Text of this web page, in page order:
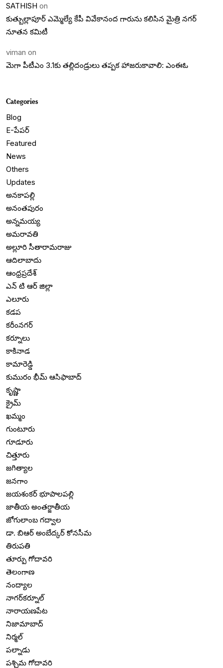
SATHISH on
కుత్బుల్లాపూర్ ఎమ్మెల్యే కేపీ వివేకానంద గారును కలిసిన మైత్రి నగర్
నూతన కమిటీ
viman on
మెగా పీటీఎం 3.1కు తల్లిదండ్రులు తప్పక హాజరుకావాలి: ఎంఈఓ
Categories
Blog
E-పేపర్
Featured
News
Others
Updates
అనకాపల్లి
అనంతపురం
అన్నమయ్య
అమరావతి
అల్లూరి సీతారామరాజు
ఆదిలాబాదు
ఆంధ్రప్రదేశ్
ఎన్ టి ఆర్ జిల్లా
ఎలూరు
కడప
కరీంనగర్
కర్నూలు
కాకినాడ
కామారెడ్డి
కుమురం భీమ్ ఆసిఫాబాద్
కృష్ణా
క్రైమ్
ఖమ్మం
గుంటూరు
గూడూరు
చిత్తూరు
జగిత్యాల
జనగాం
జయశంకర్ భూపాలపల్లి
జాతీయ అంతర్జాతీయ
జోగులాంబ గద్వాల
డా. బిఆర్ అంబేద్కర్ కోనసీమ
తిరుపతి
తూర్పు గోదావరి
తెలంగాణ
నంద్యాల
నాగర్‌కర్నూల్
నారాయణపేట
నిజామాబాద్
నిర్మల్
పల్నాడు
పశ్చిమ గోదావరి